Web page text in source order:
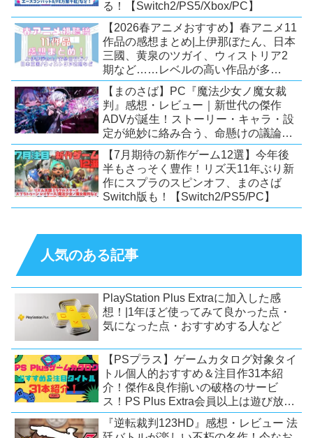
る！【Switch2/PS5/Xbox/PC】
【2026春アニメおすすめ】春アニメ11
作品の感想まとめ|上伊那ぼたん、日本
三國、黄泉のツガイ、ウィストリア2
期など……レベルの高い作品が多
い！？
【まのさば】PC『魔法少女ノ魔女裁
判』感想・レビュー｜新世代の傑作
ADVが誕生！ストーリー・キャラ・設
定が絶妙に絡み合う、命懸けの議論ミ
ステリー【PC/Switch】
【7月期待の新作ゲーム12選】今年後
半もさっそく豊作！リズ天11年ぶり新
作にスプラのスピンオフ、まのさば
Switch版も！【Switch2/PS5/PC】
人気のある記事
PlayStation Plus Extraに加入した感
想！|1年ほど使ってみて良かった点・
気になった点・おすすめする人など
【PSプラス】ゲームカタログ対象タイ
トル個人的おすすめ＆注目作31本紹
介！傑作&良作揃いの破格のサービ
ス！PS Plus Extra会員以上は遊び放
題！【2026年7月時点】【PS5/PS4】
『逆転裁判123HD』感想・レビュー 法